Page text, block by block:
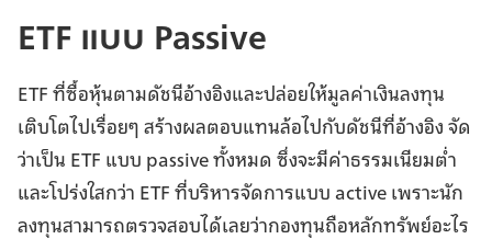
ETF แบบ Passive
ETF ที่ซื้อหุ้นตามดัชนีอ้างอิงและปล่อยให้มูลค่าเงินลงทุน
เติบโตไปเรื่อยๆ สร้างผลตอบแทนล้อไปกับดัชนีที่อ้างอิง จัด
ว่าเป็น ETF แบบ passive ทั้งหมด ซึ่งจะมีค่าธรรมเนียมต่ำ
และโปร่งใสกว่า ETF ที่บริหารจัดการแบบ active เพราะนัก
ลงทุนสามารถตรวจสอบได้เลยว่ากองทุนถือหลักทรัพย์อะไร